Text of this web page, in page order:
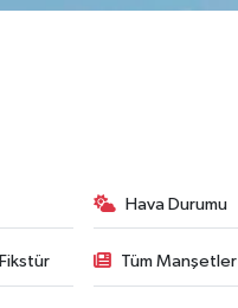
Hava Durumu
Tüm Manşetler